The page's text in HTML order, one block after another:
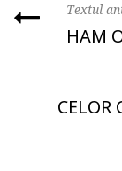
Textul
HAM
CELOR